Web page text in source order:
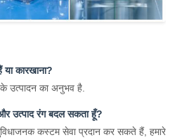
या कारखाना?
उत्पादन का अनुभव है.
उत्पाद रंग बदल सकता हूँ?
कस्टम सेवा प्रदान कर सकते हैं, हमारे